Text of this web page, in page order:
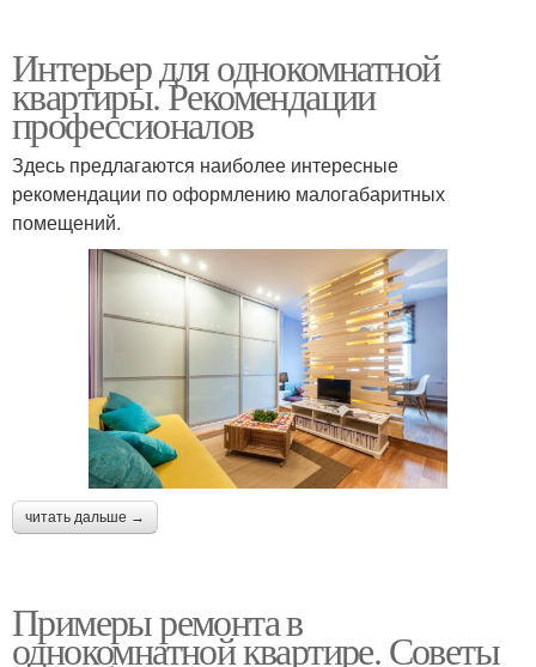
Интерьер для однокомнатной
квартиры. Рекомендации
профессионалов
Здесь предлагаются наиболее интересные
рекомендации по оформлению малогабаритных
помещений.
читать дальше →
Примеры ремонта в
однокомнатной квартире. Советы